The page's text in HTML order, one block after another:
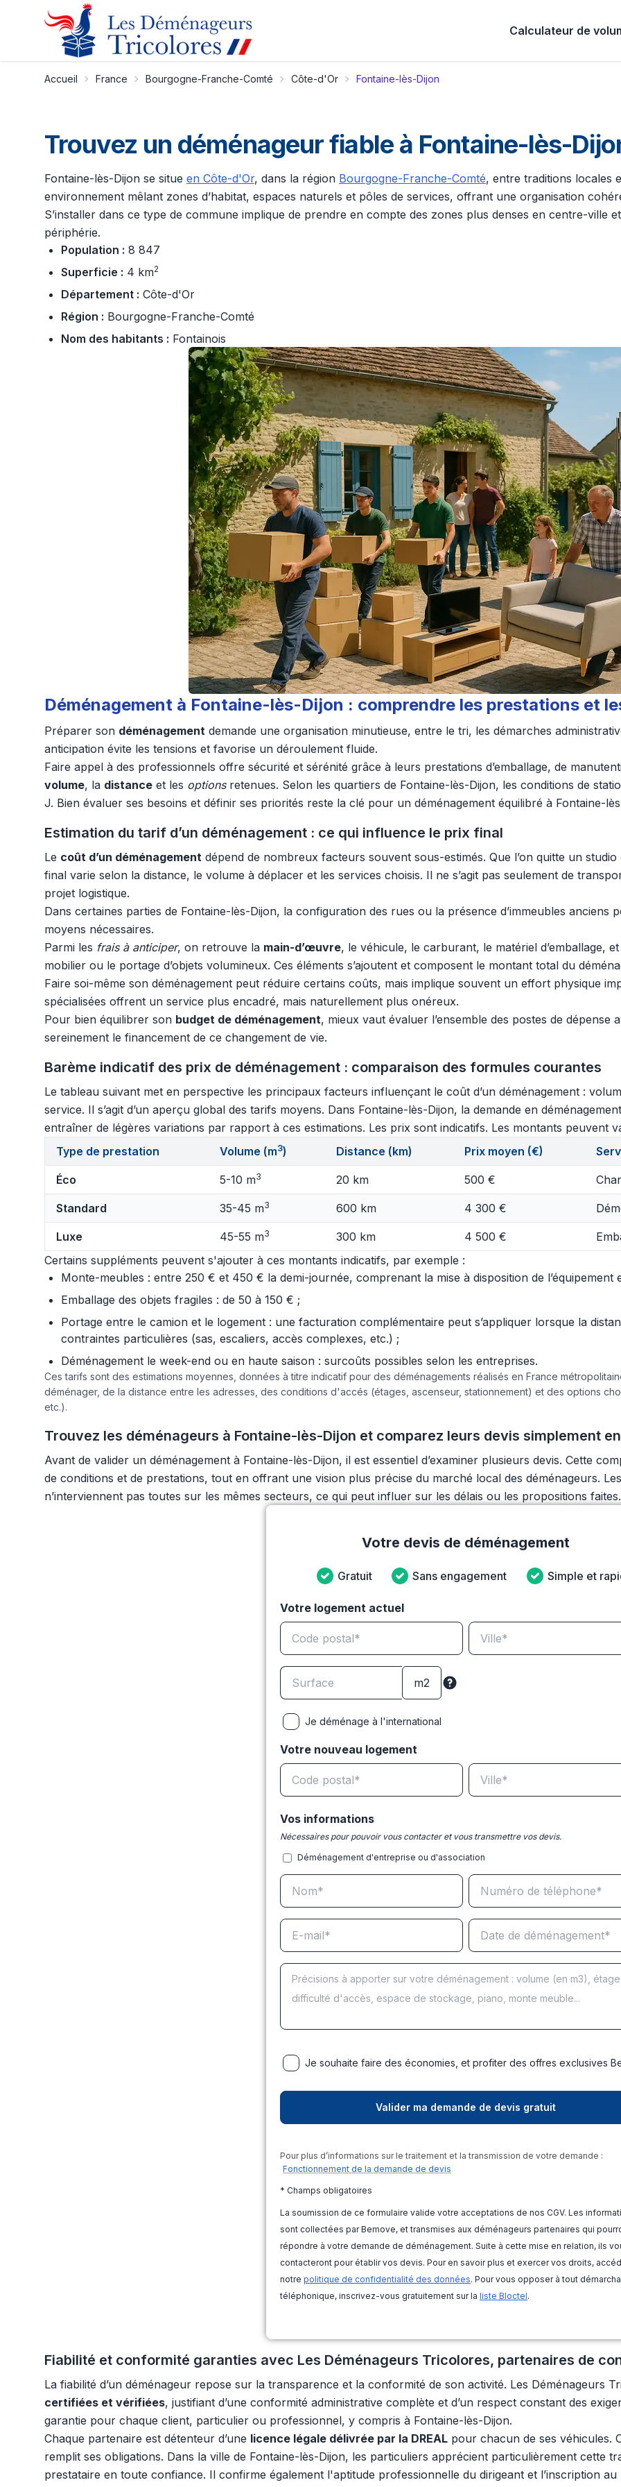
Calculateur de
Accueil France Bourgogne-Franche-Comté Côte-d'Or Fontaine-lès-Dijon
Trouvez un déménageur fiable à Fontaine-lès-
Fontaine-lès-Dijon se situe en Côte-d'Or, dans la région Bourgogne-Franche-Comté, entre traditions locales
environnement mêlant zones d’habitat, espaces naturels et pôles de services, offrant une organisation
S’installer dans ce type de commune implique de prendre en compte des zones plus denses en centre-ville
périphérie.
Population : 8 847
Superficie : 4 km2
Département : Côte-d'Or
Région : Bourgogne-Franche-Comté
Nom des habitants : Fontainois
Déménagement à Fontaine-lès-Dijon : comprendre les prestations et
Préparer son déménagement demande une organisation minutieuse, entre le tri, les démarches
anticipation évite les tensions et favorise un déroulement fluide.
Faire appel à des professionnels offre sécurité et sérénité grâce à leurs prestations d’emballage, de
volume, la distance et les optionsretenues. Selon les quartiers de Fontaine-lès-Dijon, les conditions de
J. Bien évaluer ses besoins et définir ses priorités reste la clé pour un déménagement équilibré à Fontaine-
Estimation du tarif d’un déménagement : ce qui influence le prix final
Le coût d’un déménagement dépend de nombreux facteurs souvent sous-estimés. Que l’on quitte un
final varie selon la distance, le volume à déplacer et les services choisis. Il ne s’agit pas seulement de
projet logistique.
Dans certaines parties de Fontaine-lès-Dijon, la configuration des rues ou la présence d’immeubles anciens
moyens nécessaires.
Parmi les frais à anticiper, on retrouve la main-d’œuvre, le véhicule, le carburant, le matériel d’emballage,
mobilier ou le portage d’objets volumineux. Ces éléments s’ajoutent et composent le montant total du
Faire soi-même son déménagement peut réduire certains coûts, mais implique souvent un effort physique
spécialisées offrent un service plus encadré, mais naturellement plus onéreux.
Pour bien équilibrer son budget de déménagement, mieux vaut évaluer l’ensemble des postes de
sereinement le financement de ce changement de vie.
Barème indicatif des prix de déménagement : comparaison des formules courantes
Le tableau suivant met en perspective les principaux facteurs influençant le coût d’un déménagement :
service. Il s’agit d’un aperçu global des tarifs moyens. Dans Fontaine-lès-Dijon, la demande en
entraîner de légères variations par rapport à ces estimations. Les prix sont indicatifs. Les montants peuvent
Type de prestation
Volume (m3) Distance (km) Prix moyen (€)
Éco 5-10 m3 20 km 500 €
Standard 35-45 m3 600 km 4 300 €
Luxe 45-55 m3 300 km 4 500 €
Certains suppléments peuvent s'ajouter à ces montants indicatifs, par exemple :
Monte-meubles : entre 250 € et 450 € la demi-journée, comprenant la mise à disposition de l’équipement
Emballage des objets fragiles : de 50 à 150 € ;
Portage entre le camion et le logement : une facturation complémentaire peut s’appliquer lorsque la
contraintes particulières (sas, escaliers, accès complexes, etc.) ;
Déménagement le week-end ou en haute saison : surcoûts possibles selon les entreprises.
Ces tarifs sont des estimations moyennes, données à titre indicatif pour des déménagements réalisés en France
déménager, de la distance entre les adresses, des conditions d'accés (étages, ascenseur, stationnement) et des options
etc.).
Trouvez les déménageurs à Fontaine-lès-Dijon et comparez leurs devis simplement
Avant de valider un déménagement à Fontaine-lès-Dijon, il est essentiel d’examiner plusieurs devis. Cette
de conditions et de prestations, tout en offrant une vision plus précise du marché local des déménageurs.
n’interviennent pas toutes sur les mêmes secteurs, ce qui peut influer sur les délais ou les propositions faites.
Votre devis de déménagement
Gratuit Sans engagement Simple et
Votre logement actuel
Je déménage à l'international
Votre nouveau logement
Vos informations
Nécessaires pour pouvoir vous contacter et vous transmettre vos devis.
Déménagement d'entreprise ou d'association
Je souhaite faire des économies, et profiter des offres exclusives
Pour plus d’informations sur le traitement et la transmission de votre demande :
Fonctionnement de la demande de devis
* Champs obligatoires
La soumission de ce formulaire valide votre acceptations de nos CGV. Les
sont collectées par Bemove, et transmises aux déménageurs partenaires qui
répondre à votre demande de déménagement. Suite à cette mise en relation, ils
contacteront pour établir vos devis. Pour en savoir plus et exercer vos droits,
notre politique de confidentialité des données. Pour vous opposer à tout
téléphonique, inscrivez-vous gratuitement sur la liste Bloctel.
Fiabilité et conformité garanties avec Les Déménageurs Tricolores, partenaires de
La fiabilité d’un déménageur repose sur la transparence et la conformité de son activité. Les Déménageurs
certifiées et vérifiées, justifiant d’une conformité administrative complète et d’un respect constant des
garantie pour chaque client, particulier ou professionnel, y compris à Fontaine-lès-Dijon.
Chaque partenaire est détenteur d’une licence légale délivrée par la DREAL pour chacun de ses véhicules.
remplit ses obligations. Dans la ville de Fontaine-lès-Dijon, les particuliers apprécient particulièrement cette
prestataire en toute confiance. Il confirme également l'aptitude professionnelle du dirigeant et l’inscription